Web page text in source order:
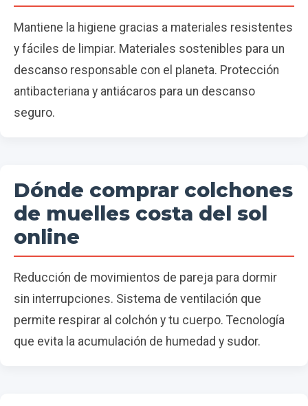
Mantiene la higiene gracias a materiales resistentes
y fáciles de limpiar. Materiales sostenibles para un
descanso responsable con el planeta. Protección
antibacteriana y antiácaros para un descanso
seguro.
Dónde comprar colchones
de muelles costa del sol
online
Reducción de movimientos de pareja para dormir
sin interrupciones. Sistema de ventilación que
permite respirar al colchón y tu cuerpo. Tecnología
que evita la acumulación de humedad y sudor.